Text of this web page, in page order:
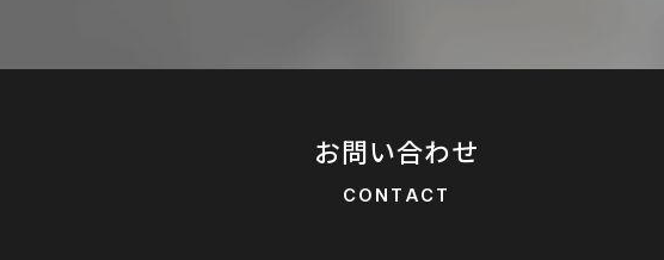
お問い合わせ
CONTACT